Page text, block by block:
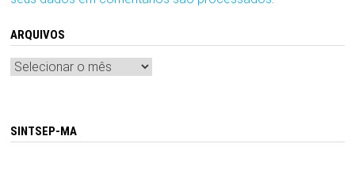
ARQUIVOS
Arquivos
SINTSEP-MA